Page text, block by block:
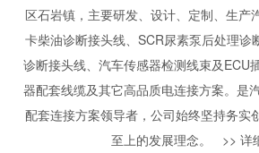
重卡诊断接头
SCR尿素泵检测线
ECU刷写波箱克隆接头
摩托机车诊断连接
摩托车诊断线
区石岩镇，主要研发、设计、定制、生产
卡柴油诊断接头线、SCR尿素泵后处理诊
诊断接头线、汽车传感器检测线束及ECU
器配套线缆及其它高品质电连接方案。是
配套连接方案领导者，公司始终坚持务实
至上的发展理念。 >> 详